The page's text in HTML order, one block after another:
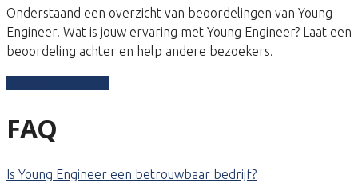
Onderstaand een overzicht van beoordelingen van Young
Engineer. Wat is jouw ervaring met Young Engineer? Laat een
beoordeling achter en help andere bezoekers.
FAQ
Is Young Engineer een betrouwbaar bedrijf?